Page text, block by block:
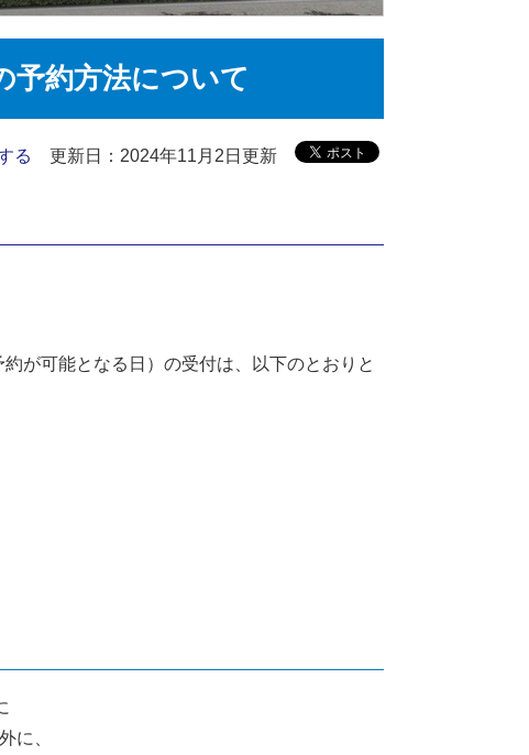
予約方法について
る 更新日：2024年11月2日更新
が可能となる日）の受付は、以下のとおりと
に、